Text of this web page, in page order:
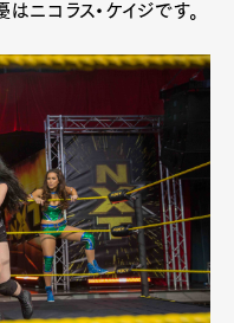
ニコラス・ケイジです。